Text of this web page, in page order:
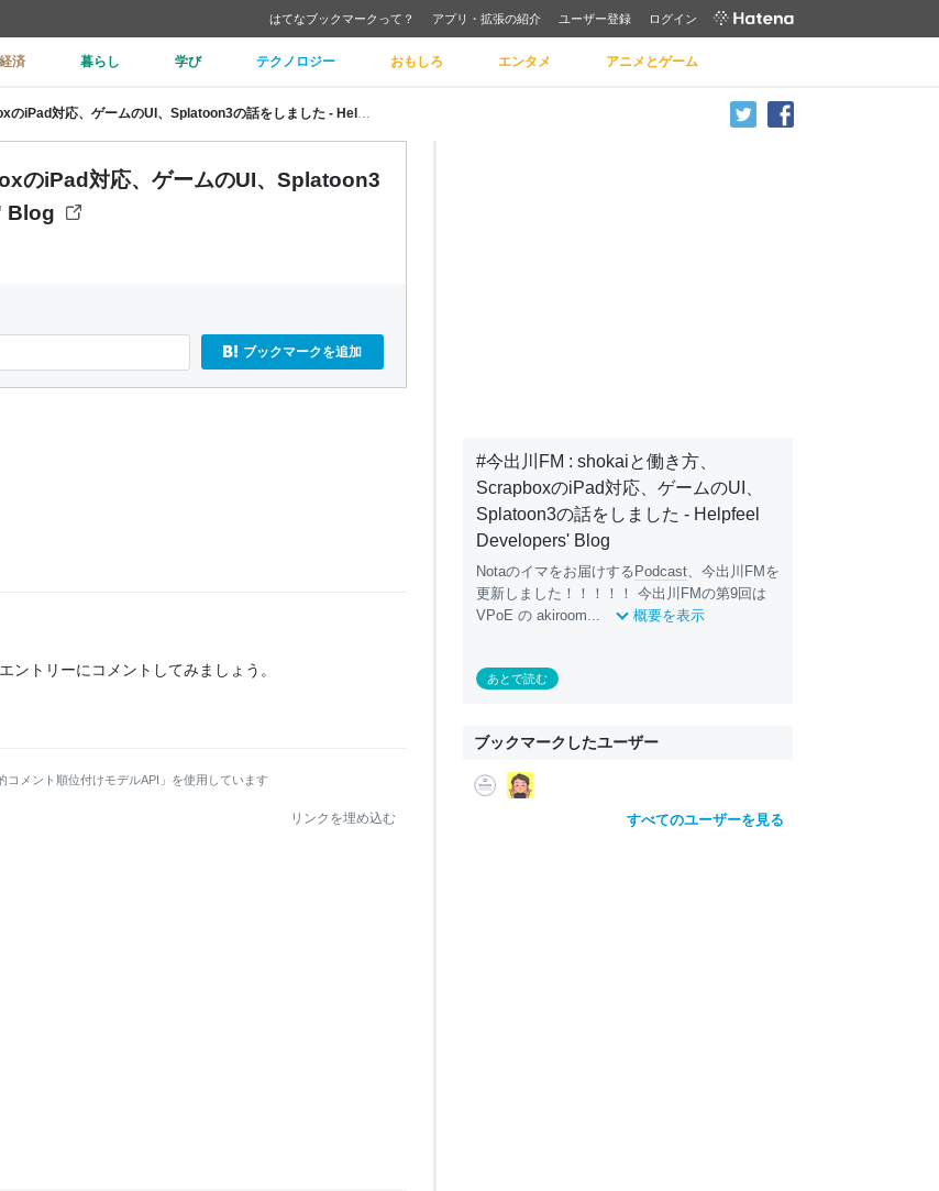
はてなブックマークって？ アプリ・拡張の紹介 ユーザー登録 ログイン
済 暮らし 学び テクノロジー おもしろ エンタメ アニメとゲーム
のiPad対応、ゲームのUI、Splatoon3
Blog
ブックマークを追加
ントリーにコメントしてみましょう。
メント順位付けモデルAPI」を使用しています
リンクを埋め込む
#今出川FM : shokaiと働き方、
ScrapboxのiPad対応、ゲームのUI、
Splatoon3の話をしました - Helpfeel
Developers' Blog
Notaのイマをお届けする Podcast、今出川FMを
更新しました！！！！！ 今出川FMの第9回は
VPoE の akiroom...
概要を表示
あとで読む
ブックマークしたユーザー
すべてのユーザーを見る